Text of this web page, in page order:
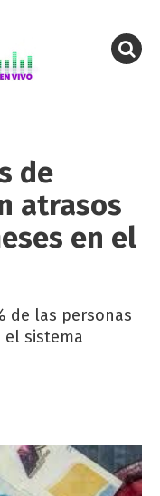
de
atrasos
en el
de las personas
el sistema